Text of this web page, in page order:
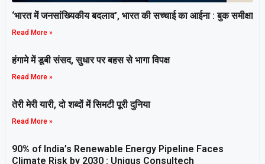
‘भारत में जनसांख्यिकीय बदलाव’, भारत की सच्चाई का आईना : बुक समीक्षा
Read More »
हंगामे में डूबी संसद, सुधार पर बहस से भागा विपक्ष
Read More »
तेरी मेरी यारी, दो शब्दों में सिमटी पूरी दुनिया
Read More »
90% of India’s Renewable Energy Pipeline Faces
Climate Risk by 2030 : Uniqus Consultech